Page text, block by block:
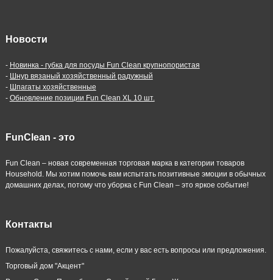
Новости
- Новинка - губка для посуды Fun Clean крупнопористая
- Шнур вязаный хозяйственный радужный
- Шпагаты хозяйственные
- Обновление позиции Fun Clean XL 10 шт.
FunClean - это
Fun Clean – новая современная торговая марка в категории товаров
Household. Мы хотим помочь вам испытать позитивные эмоции в обычных
домашних делах, потому что уборка с Fun Clean – это яркое событие!
Контакты
Пожалуйста, свяжитесь с нами, если у вас есть вопросы или предложения.
Торговый дом "Акцент"